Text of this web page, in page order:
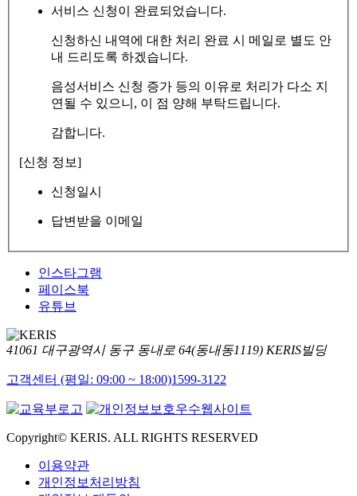
서비스 신청이 완료되었습니다.
신청하신 내역에 대한 처리 완료 시 메일로 별도 안
내 드리도록 하겠습니다.
음성서비스 신청 증가 등의 이유로 처리가 다소 지
연될 수 있으니, 이 점 양해 부탁드립니다.
감합니다.
[신청 정보]
신청일시
답변받을 이메일
인스타그램
페이스북
유튜브
41061 대구광역시 동구 동내로 64(동내동1119) KERIS빌딩
고객센터 (평일: 09:00 ~ 18:00)1599-3122
Copyright© KERIS. ALL RIGHTS RESERVED
이용약관
개인정보처리방침